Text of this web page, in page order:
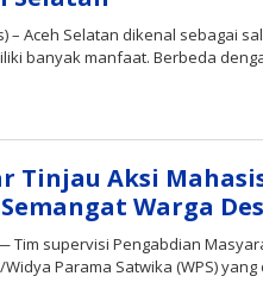
– Aceh Selatan dikenal sebagai
banyak manfaat. Berbeda
Tinjau Aksi
Warga
Tim supervisi Pengabdian
Widya Parama Satwika (WPS)